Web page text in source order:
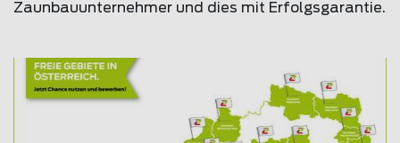
Zaunbauunternehmer und dies mit Erfolgsgarantie.